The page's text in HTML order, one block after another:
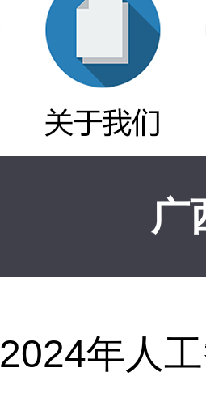
广
2024年人